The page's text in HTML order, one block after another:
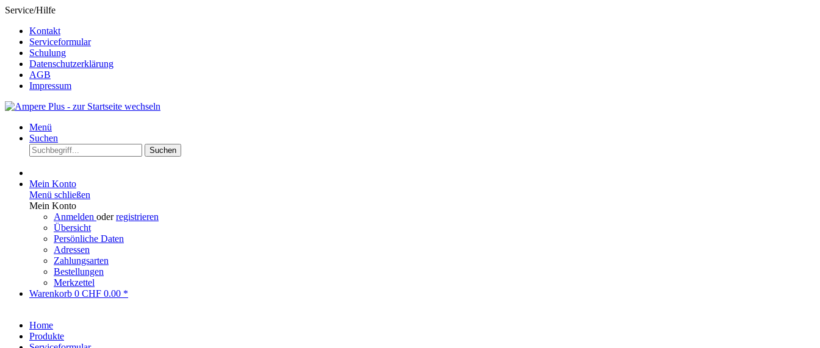
Service/Hilfe
Kontakt
Serviceformular
Schulung
Datenschutzerklärung
AGB
Impressum
Menü
Suchen
Suchen
Mein Konto
Menü schließen
Mein Konto
Anmelden oderregistrieren
Übersicht
Persönliche Daten
Adressen
Zahlungsarten
Bestellungen
Merkzettel
Warenkorb 0 CHF 0.00 *
Home
Produkte